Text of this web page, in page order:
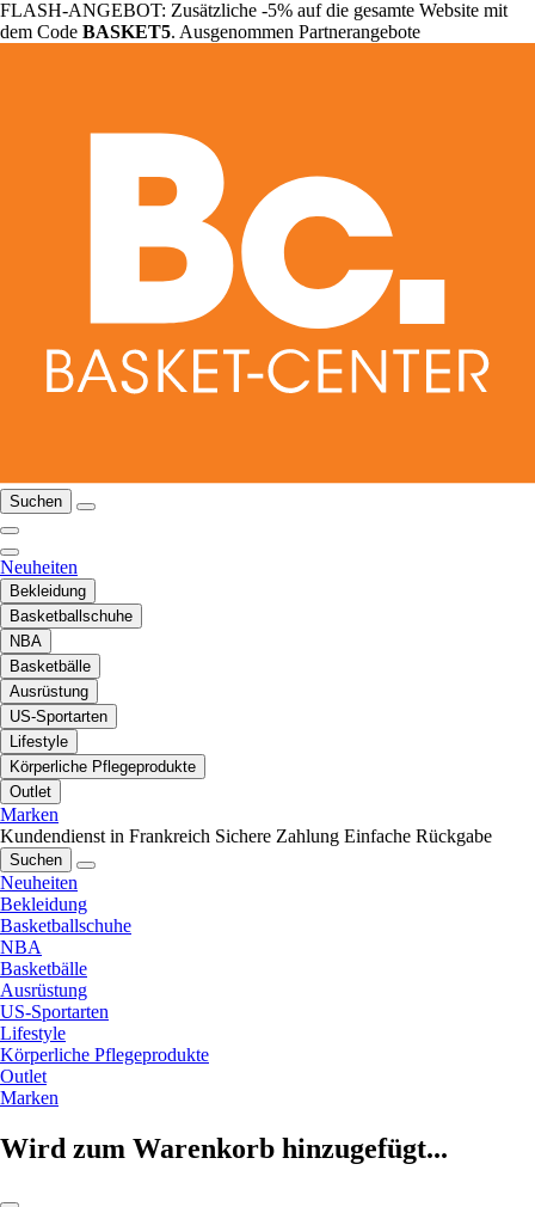
FLASH-ANGEBOT: Zusätzliche -5% auf die gesamte Website mit
dem Code BASKET5. Ausgenommen Partnerangebote
Suchen
Neuheiten
Bekleidung
Basketballschuhe
NBA
Basketbälle
Ausrüstung
US-Sportarten
Lifestyle
Körperliche Pflegeprodukte
Outlet
Marken
Kundendienst in Frankreich Sichere Zahlung Einfache Rückgabe
Suchen
Neuheiten
Bekleidung
Basketballschuhe
NBA
Basketbälle
Ausrüstung
US-Sportarten
Lifestyle
Körperliche Pflegeprodukte
Outlet
Marken
Wird zum Warenkorb hinzugefügt...